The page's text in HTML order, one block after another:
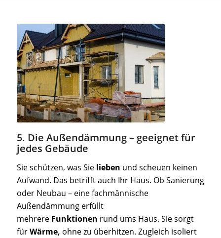
5. Die Außendämmung – geeignet für
jedes Gebäude
Sie schützen, was Sie lieben und scheuen keinen
Aufwand. Das betrifft auch Ihr Haus. Ob Sanierung
oder Neubau – eine fachmännische
Außendämmung erfüllt
mehrere Funktionen rund ums Haus. Sie sorgt
fürWärme, ohne zu überhitzen. Zugleich isoliert